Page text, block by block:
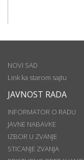
NOVI SAD
Link ka starom sajtu
JAVNOST RADA
INFORMATOR O RADU
JAVNE NABAVKE
IZBOR U ZVANJE
STICANJE ZVANJA